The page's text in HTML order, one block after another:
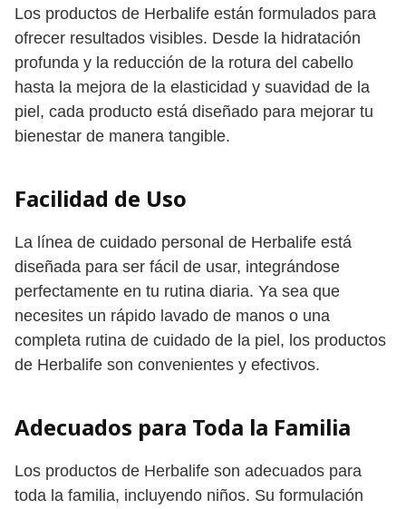
Los productos de Herbalife están formulados para
ofrecer resultados visibles. Desde la hidratación
profunda y la reducción de la rotura del cabello
hasta la mejora de la elasticidad y suavidad de la
piel, cada producto está diseñado para mejorar tu
bienestar de manera tangible.
Facilidad de Uso
La línea de cuidado personal de Herbalife está
diseñada para ser fácil de usar, integrándose
perfectamente en tu rutina diaria. Ya sea que
necesites un rápido lavado de manos o una
completa rutina de cuidado de la piel, los productos
de Herbalife son convenientes y efectivos.
Adecuados para Toda la Familia
Los productos de Herbalife son adecuados para
toda la familia, incluyendo niños. Su formulación